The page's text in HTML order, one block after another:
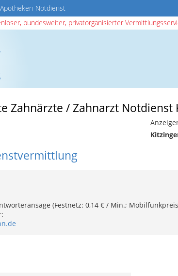
Apotheken-Notdienst
bundesweiter, privatorganisierter
Zahnärzte / Zahnarzt Notdienst
(Festnetz: 0,14 € / Min.;